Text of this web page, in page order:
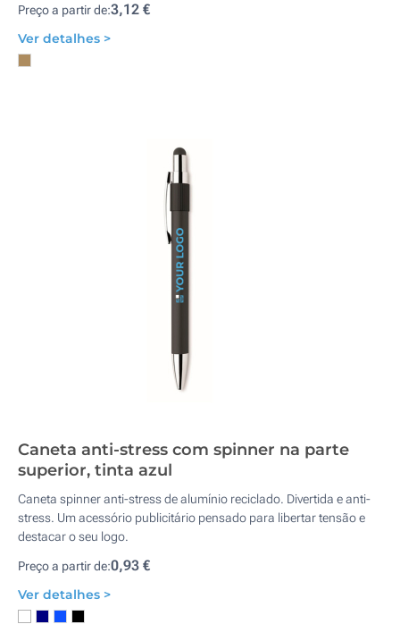
Preço a partir de:3,12 €
Ver detalhes >
Caneta anti-stress com spinner na parte
superior, tinta azul
Caneta spinner anti-stress de alumínio reciclado. Divertida e anti-
stress. Um acessório publicitário pensado para libertar tensão e
destacar o seu logo.
Preço a partir de:0,93 €
Ver detalhes >